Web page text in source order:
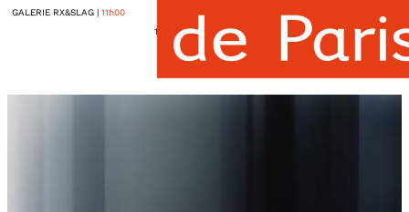
GALERIE RX&SLAG
11h00
16, rue des Quatre-Fils
PARIS IIIème,